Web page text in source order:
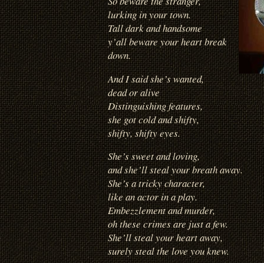
lurking in your town.
Tall dark and handsome
y’all beware your heart break
down.
And I said she’s wanted,
dead or alive
Distinguishing features,
she got cold and shifty,
shifty, shifty eyes.
She’s sweet and loving,
and she’ll steal your breath away.
She’s a tricky character,
like an actor in a play.
Embezzlement and murder,
oh these crimes are just a few.
She’ll steal your heart away,
surely steal the love you knew.